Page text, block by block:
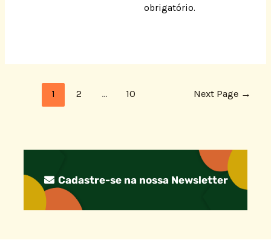
obrigatório.
1 2 … 10 Next Page →
Cadastre-se na nossa Newsletter